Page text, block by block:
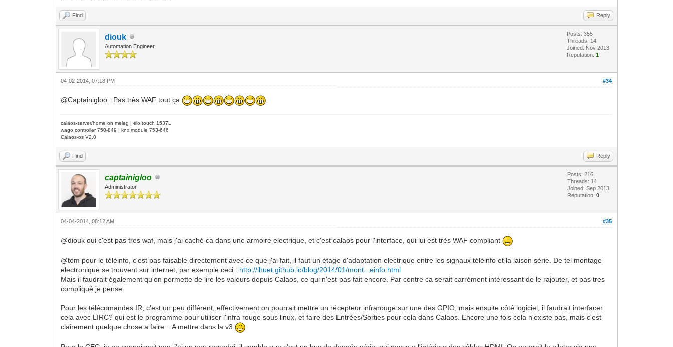
Find Reply
diouk
Automation Engineer
Posts: 355
Threads: 14
Joined: Nov 2013
Reputation:1
#34
04-02-2014, 07:18 PM
@Captainigloo : Pas très WAF tout ça
calaos-server/home on meleg | elo touch 1537L
wago controller 750-849 | knx module 753-646
Calaos-os V2.0
Find Reply
captainigloo
Administrator
Posts: 216
Threads: 14
Joined: Sep 2013
Reputation:0
#35
04-04-2014, 08:12 AM
@diouk oui c'est pas tres waf, mais j'ai caché ca dans une armoire electrique, et c'est calaos pour l'interface, qui lui est très WAF compliant
@tom pour le téléinfo, c'est pas faisable directement avec ce que j'ai fait, il faut un étage d'adaptation electrique entre les signaux téléinfo et la laison série. De tel montage
electronique se trouvent sur internet, par exemple ceci : http://lhuet.github.io/blog/2014/01/mont...einfo.html
Mais il faudrait également qu'on permette de lire les valeurs depuis Calaos, ce qui n'est pas fait encore. Par contre ca serait carrément intéressant de le rajouter, et pas tres
compliqué je pense.
Pour les télécomandes IR, c'est un peu différent, effectivement on pourrait mettre un récepteur infrarouge sur une des GPIO, mais ensuite côté logiciel, il faudrait interfacer
cela avec LIRC? qui est le programme pour utiliser l'infra rouge sous linux, et faire des Entrées/Sorties pour cela dans Calaos. Encore une fois cela n'existe pas, mais c'est
clairement quelque chose a faire... A mettre dans la v3